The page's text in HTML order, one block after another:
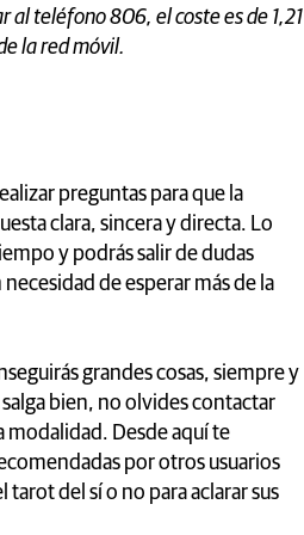
teléfono 806, el coste es de 1,21
la red móvil.
preguntas para que la
clara, sincera y directa. Lo
y podrás salir de dudas
de esperar más de la
grandes cosas, siempre y
bien, no olvides contactar
modalidad. Desde aquí te
por otros usuarios
del sí o no para aclarar sus